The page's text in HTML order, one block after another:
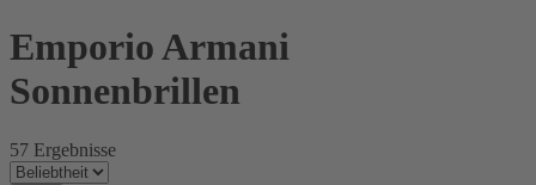
Emporio Armani
Sonnenbrillen
57 Ergebnisse